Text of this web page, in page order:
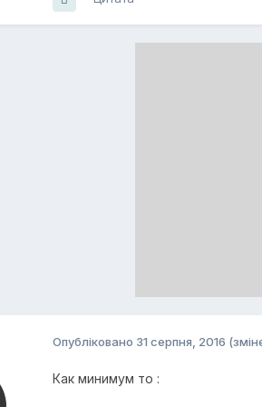
Опубліковано 31 серпня, 2016
Как минимум то :